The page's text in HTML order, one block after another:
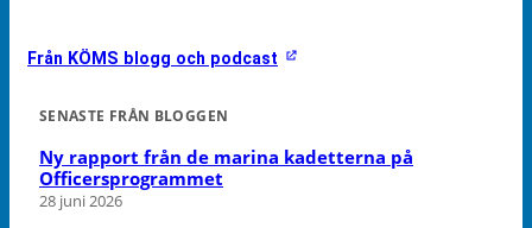
Från KÖMS blogg och podcast
SENASTE FRÅN BLOGGEN
Ny rapport från de marina kadetterna på
Officersprogrammet
28 juni 2026